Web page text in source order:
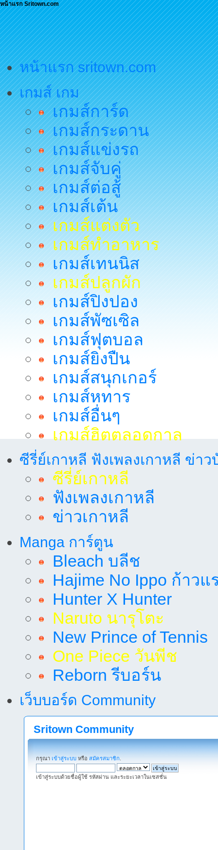
หน้าแรก Sritown.com
หน้าแรก sritown.com
เกมส์ เกม
เกมส์การ์ด
เกมส์กระดาน
เกมส์แข่งรถ
เกมส์จับคู่
เกมส์ต่อสู้
เกมส์เต้น
เกมส์แต่งตัว
เกมส์ทำอาหาร
เกมส์เทนนิส
เกมส์ปลูกผัก
เกมส์ปิงปอง
เกมส์พัซเซิล
เกมส์ฟุตบอล
เกมส์ยิงปืน
เกมส์สนุกเกอร์
เกมส์หทาร
เกมส์อื่นๆ
เกมส์ฮิตตลอดกาล
ซีรี่ย์เกาหลี ฟังเพลงเกาหลี ข่าว
ซีรี่ย์เกาหลี
ฟังเพลงเกาหลี
ข่าวเกาหลี
Manga การ์ตูน
Bleach บลีช
Hajime No Ippo ก้าวแ
Hunter X Hunter
Naruto นารุโตะ
New Prince of Tennis
One Piece วันพีช
Reborn รีบอร์น
เว็บบอร์ด Community
Sritown Community
กรุณา เข้าสู่ระบบ หรือ สมัครสมาชิก
เข้าสู่ระบบด้วยชื่อผู้ใช้ รหัสผ่าน และระยะเวลาในเซสชั่น